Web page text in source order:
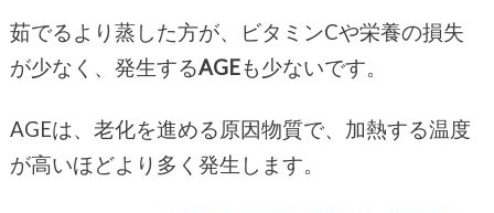
茹でるより蒸した方が、ビタミンCや栄養の損失
が少なく、発生するAGEも少ないです。
AGEは、老化を進める原因物質で、加熱する温度
が高いほどより多く発生します。